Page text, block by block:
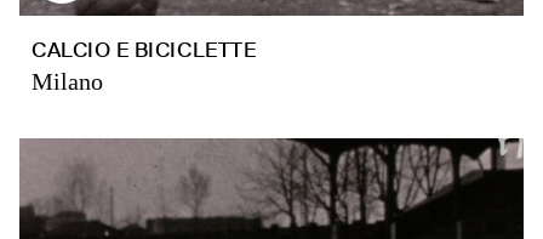
CALCIO E BICICLETTE
Milano